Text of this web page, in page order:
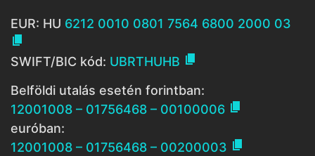
EUR: HU 6212 0010 0801 7564 6800 2000 03

SWIFT/BIC kód: UBRTHUHB 
Belföldi utalás esetén forintban:
12001008 – 01756468 – 00100006 
euróban:
12001008 – 01756468 – 00200003 